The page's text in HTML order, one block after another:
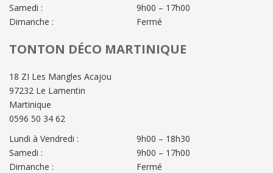
Samedi :
Dimanche :
9h00 – 17h00
Fermé
TONTON DÉCO MARTINIQUE
18 ZI Les Mangles Acajou
97232 Le Lamentin
Martinique
0596 50 34 62
Lundi à Vendredi :
Samedi :
Dimanche :
9h00 – 18h30
9h00 – 17h00
Fermé